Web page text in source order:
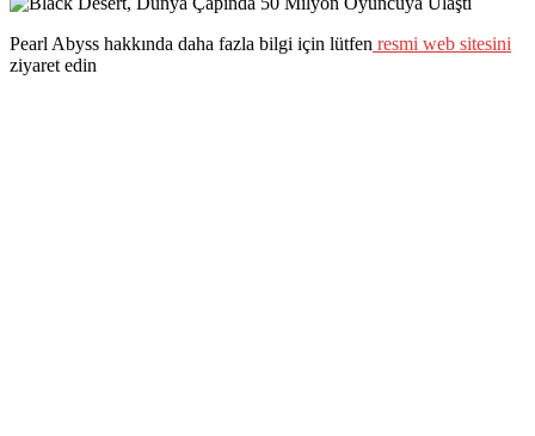
Pearl Abyss hakkında daha fazla bilgi için lütfen resmi web sitesini
ziyaret edin